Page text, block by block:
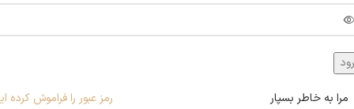
رمز عبور را فراموش کرده مرا به خاطر بسپار